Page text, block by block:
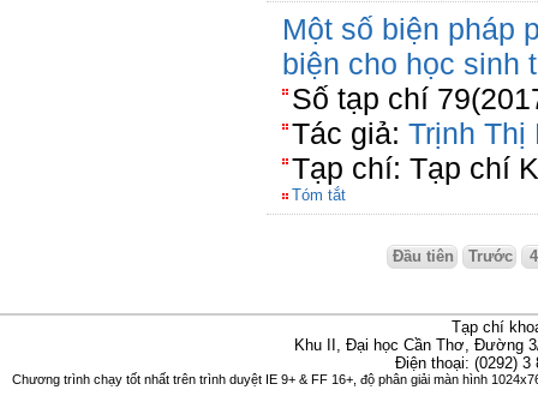
Một số biện pháp
biện cho học sinh
Số tạp chí
Tác giả: Trịnh Thị
Tạp chí: Tạp chí
Tóm tắt
Đầu tiên Trước 4
Tạp chí
Khu II, Đại học Cần Thơ, Đường
Điện thoại: (0292)
Chương trình chạy tốt nhất trên trình duyệt IE 9+ & FF 16+, độ phân giải màn hình